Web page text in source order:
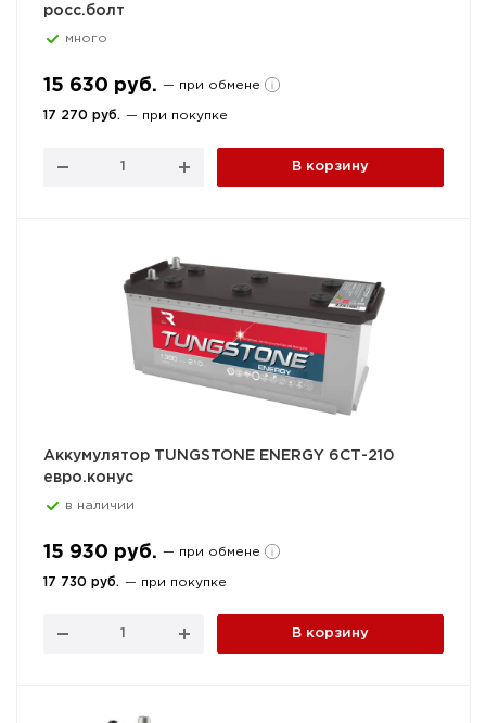
росс.болт
много
15 630 руб. — при обмене
17 270 руб. — при покупке
В корзину
Аккумулятор TUNGSTONE ENERGY 6СТ-210
евро.конус
в наличии
15 930 руб. — при обмене
17 730 руб. — при покупке
В корзину